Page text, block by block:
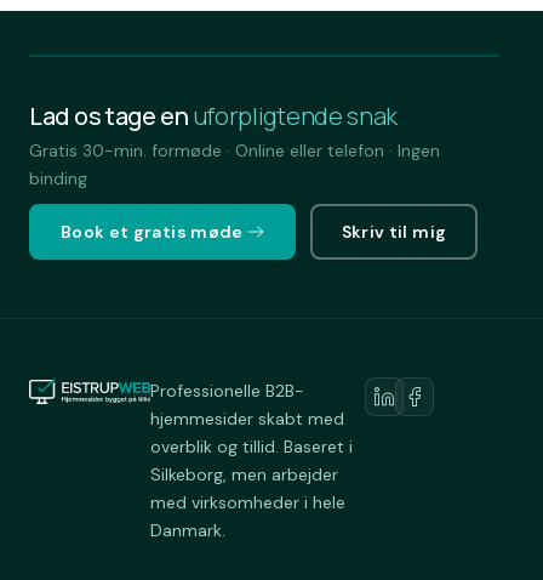
Lad os tage enuforpligtende snak
Gratis 30-min. formøde · Online eller telefon · Ingen
binding
Book et gratis møde Skriv til mig
Professionelle B2B-
hjemmesider skabt med
overblik og tillid. Baseret i
Silkeborg, men arbejder
med virksomheder i hele
Danmark.